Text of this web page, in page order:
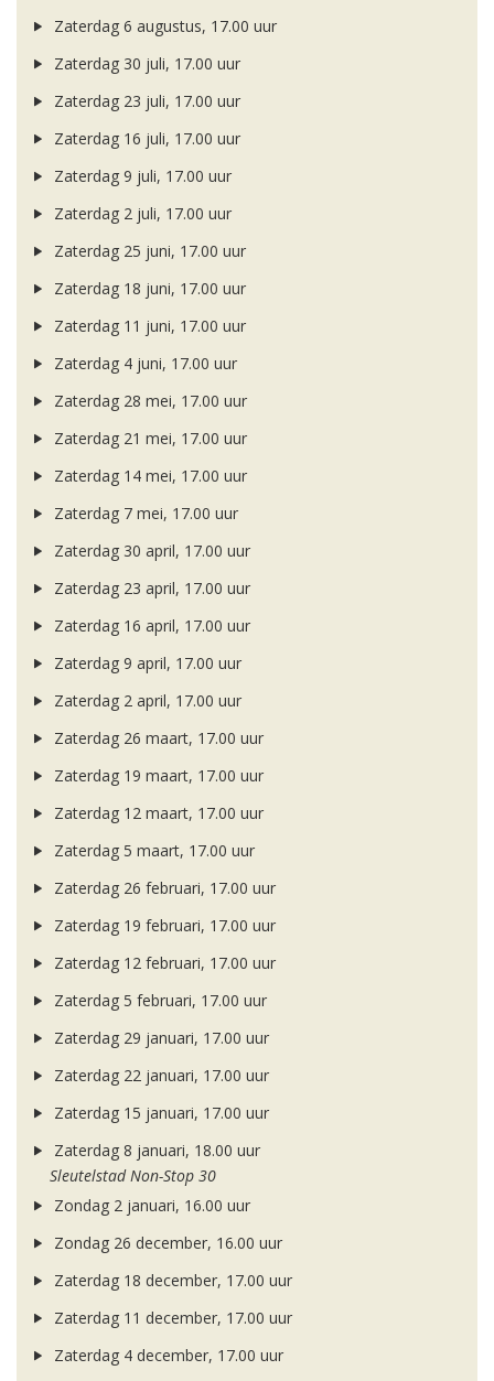
Zaterdag 6 augustus, 17.00 uur
Zaterdag 30 juli, 17.00 uur
Zaterdag 23 juli, 17.00 uur
Zaterdag 16 juli, 17.00 uur
Zaterdag 9 juli, 17.00 uur
Zaterdag 2 juli, 17.00 uur
Zaterdag 25 juni, 17.00 uur
Zaterdag 18 juni, 17.00 uur
Zaterdag 11 juni, 17.00 uur
Zaterdag 4 juni, 17.00 uur
Zaterdag 28 mei, 17.00 uur
Zaterdag 21 mei, 17.00 uur
Zaterdag 14 mei, 17.00 uur
Zaterdag 7 mei, 17.00 uur
Zaterdag 30 april, 17.00 uur
Zaterdag 23 april, 17.00 uur
Zaterdag 16 april, 17.00 uur
Zaterdag 9 april, 17.00 uur
Zaterdag 2 april, 17.00 uur
Zaterdag 26 maart, 17.00 uur
Zaterdag 19 maart, 17.00 uur
Zaterdag 12 maart, 17.00 uur
Zaterdag 5 maart, 17.00 uur
Zaterdag 26 februari, 17.00 uur
Zaterdag 19 februari, 17.00 uur
Zaterdag 12 februari, 17.00 uur
Zaterdag 5 februari, 17.00 uur
Zaterdag 29 januari, 17.00 uur
Zaterdag 22 januari, 17.00 uur
Zaterdag 15 januari, 17.00 uur
Zaterdag 8 januari, 18.00 uur
Sleutelstad Non-Stop 30
Zondag 2 januari, 16.00 uur
Zondag 26 december, 16.00 uur
Zaterdag 18 december, 17.00 uur
Zaterdag 11 december, 17.00 uur
Zaterdag 4 december, 17.00 uur